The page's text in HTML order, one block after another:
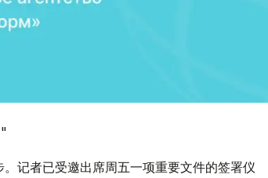
记者已受邀出席周五一项重要文件的签署仪